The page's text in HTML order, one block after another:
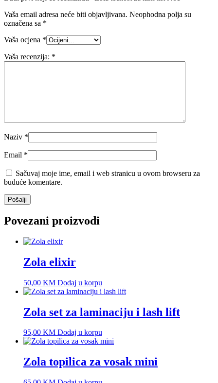
Vaša email adresa neće biti objavljivana. Neophodna polja su
označena sa *
Vaša ocjena *
Vaša recenzija: *
Naziv *
Email *
Sačuvaj moje ime, email i web stranicu u ovom browseru za
buduće komentare.
Povezani proizvodi
Zola elixir
50,00 KM Dodaj u korpu
Zola set za laminaciju i lash lift
95,00 KM Dodaj u korpu
Zola topilica za vosak mini